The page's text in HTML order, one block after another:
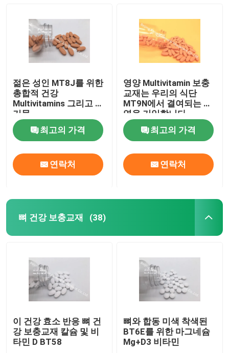
젊은 성인 MT8J를 위한
총합적 건강
Multivitamins 그리고 무
기물
최고의 가격
연락처
영양 Multivitamin 보충
교재는 우리의 식단
MT9N에서 결여되는 지
역을 기입합니다
최고의 가격
연락처
뼈 건강 보충교재 (38)
이 건강 효소 반응 뼈 건
강 보충교재 칼슘 및 비
타민 D BT58
뼈와 합동 미색 착색된
BT6E를 위한 마그네슘
Mg+D3 비타민